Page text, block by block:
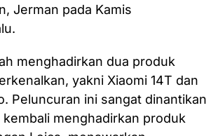
Jerman pada Kamis
menghadirkan dua produk
yakni Xiaomi 14T dan
Peluncuran ini sangat dinantikan
kembali menghadirkan produk